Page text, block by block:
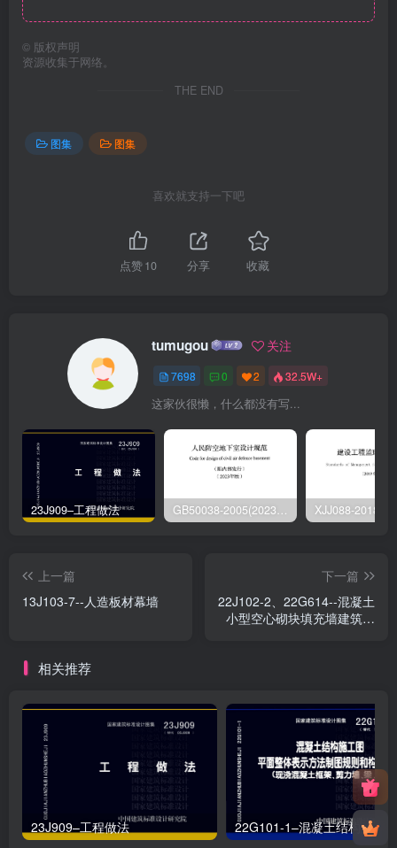
© 版权声明
资源收集于网络。
THE END
图集 图集
喜欢就支持一下吧
点赞10 分享 收藏
tumugou 关注
7698 0 2 32.5W+
这家伙很懒，什么都没有写...
23J909–工程做法 GB50038-2005(2023版)–人民防空地下室设计规范
上一篇
13J103-7--人造板材幕墙
下一篇
22J102-2、22G614--混凝土
小型空心砌块填充墙建筑、
相关推荐
23J909–工程做法